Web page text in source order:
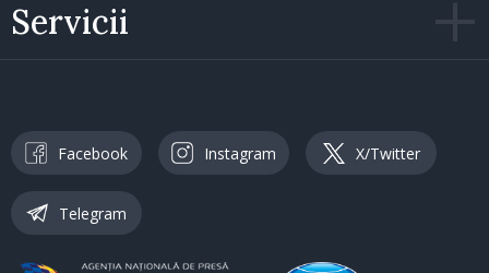
Servicii
Facebook Instagram X/Twitter
Telegram